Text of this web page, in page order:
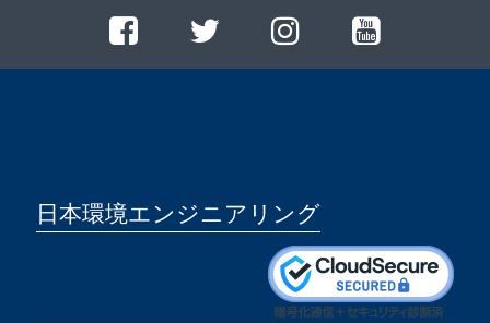
日本環境エンジニアリング